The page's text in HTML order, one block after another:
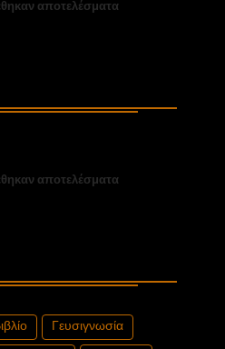
αποτελέσματα
αποτελέσματα
Γευσιγνωσία